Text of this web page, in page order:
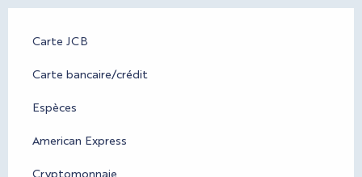
Carte JCB
Carte bancaire/crédit
Espèces
American Express
Cryptomonnaie